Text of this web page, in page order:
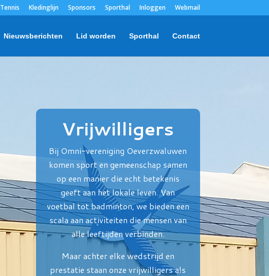
Tennis Kledinglijn Sponsors Sporthal Inloggen Webmail
Nieuwsberichten Lid worden Sporthal Contact
Vrijwilligers
Bij Omni-vereniging Oeverzwaluwen
komen sport en gemeenschap samen
op een manier die echt betekenis
geeft aan het lokale leven. Van
voetbal tot badminton, we bieden een
scala aan activiteiten die mensen van
alle leeftijden verbinden.
Maar achter elke wedstrijd en
prestatie staan onze vrijwilligers als